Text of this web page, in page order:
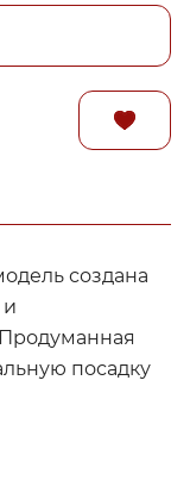
создана
посадку